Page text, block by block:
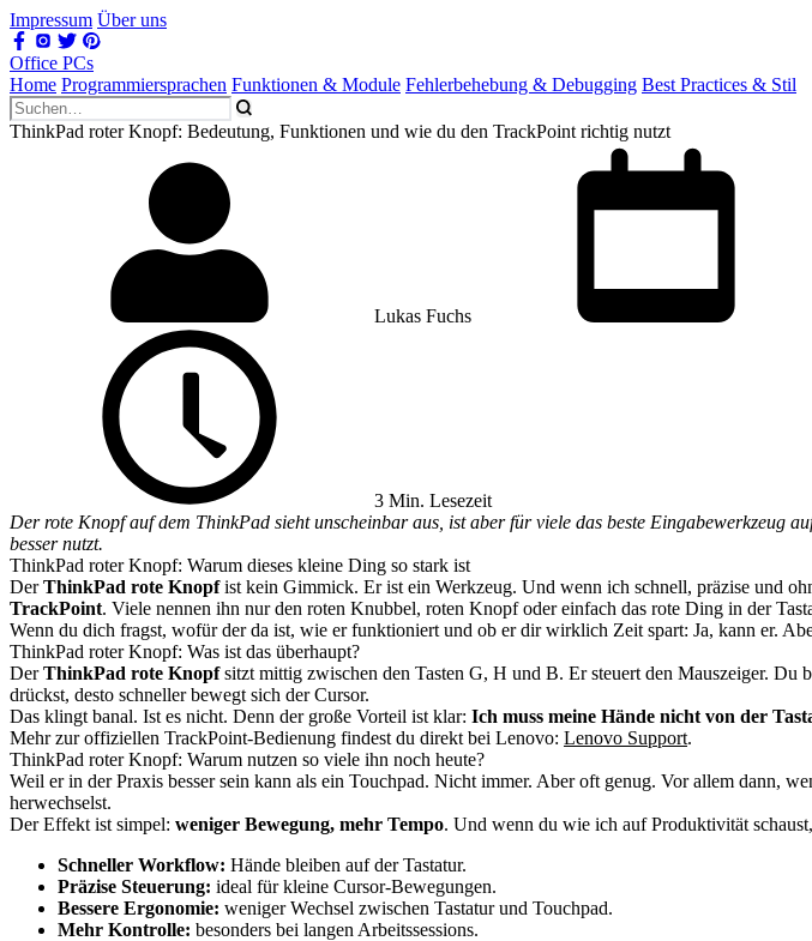
Impressum Über uns
Office PCs
Home Programmiersprachen Funktionen & Module Fehlerbehebung & Debugging Best Practices & Stil
ThinkPad roter Knopf: Bedeutung, Funktionen und wie du den TrackPoint richtig nutzt
Lukas Fuchs
3 Min. Lesezeit
Der rote Knopf auf dem ThinkPad sieht unscheinbar aus, ist aber für viele das beste Eingabewerkzeug
besser nutzt.
ThinkPad roter Knopf: Warum dieses kleine Ding so stark ist
DerThinkPad rote Knopfist kein Gimmick. Er ist ein Werkzeug. Und wenn ich schnell, präzise und
TrackPoint. Viele nennen ihn nur den roten Knubbel, roten Knopf oder einfach das rote Ding in der
Wenn du dich fragst, wofür der da ist, wie er funktioniert und ob er dir wirklich Zeit spart: Ja, kann er.
ThinkPad roter Knopf: Was ist das überhaupt?
DerThinkPad rote Knopfsitzt mittig zwischen den Tasten G, H und B. Er steuert den Mauszeiger. Du
drückst, desto schneller bewegt sich der Cursor.
Das klingt banal. Ist es nicht. Denn der große Vorteil ist klar: Ich muss meine Hände nicht von der
Mehr zur offiziellen TrackPoint-Bedienung findest du direkt bei Lenovo: Lenovo Support.
ThinkPad roter Knopf: Warum nutzen so viele ihn noch heute?
Weil er in der Praxis besser sein kann als ein Touchpad. Nicht immer. Aber oft genug. Vor allem dann,
herwechselst.
Der Effekt ist simpel: weniger Bewegung, mehr Tempo. Und wenn du wie ich auf Produktivität
Schneller Workflow: Hände bleiben auf der Tastatur.
Präzise Steuerung: ideal für kleine Cursor-Bewegungen.
Bessere Ergonomie: weniger Wechsel zwischen Tastatur und Touchpad.
Mehr Kontrolle: besonders bei langen Arbeitssessions.